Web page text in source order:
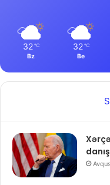
32 ℃
Bz
32 ℃
Be